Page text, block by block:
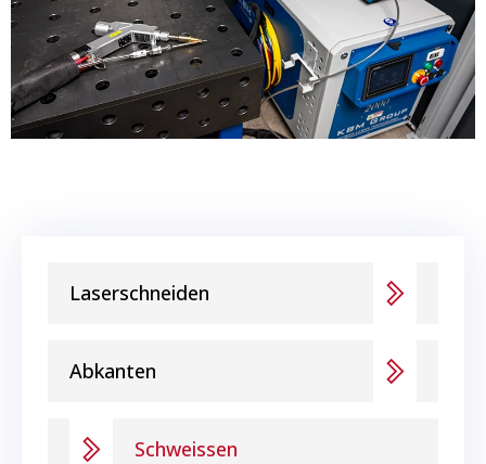
Laserschneiden
Abkanten
Schweissen